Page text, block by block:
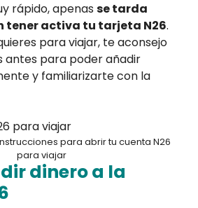
rápido, apenas se tarda
tener activa tu tarjeta N26.
para viajar, te aconsejo
antes para poder añadir
y familiarizarte con la
para abrir tu cuenta N26
para viajar
dinero a la